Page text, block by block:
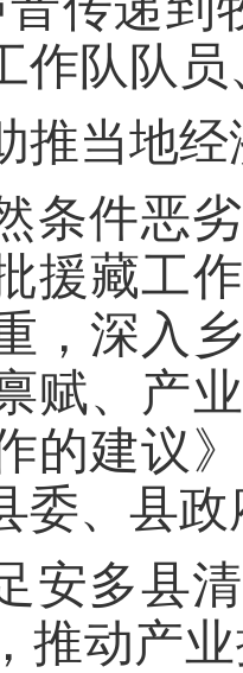
作队队
推当地
条件恶
援藏工
，深入
赋、产
的建议
委、县
安多县
推动产